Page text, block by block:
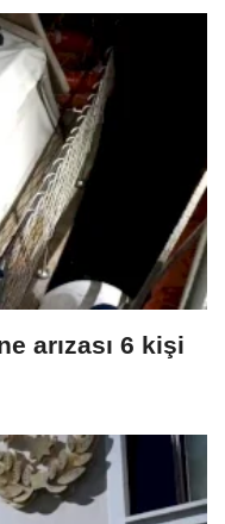
arızası 6 kişi